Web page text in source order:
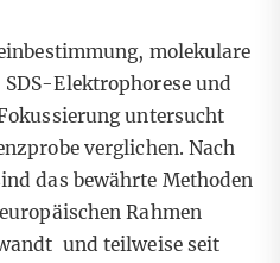
molekulare
Elektrophorese und
untersucht
verglichen. Nach
das bewährte Methoden
Rahmen
und teilweise seit